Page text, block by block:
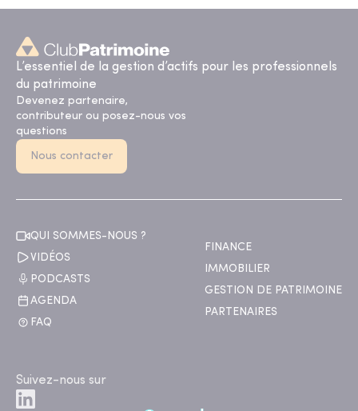
L’essentiel de la gestion d’actifs pour les professionnels
du patrimoine
Devenez partenaire,
contributeur ou posez-nous vos
questions
Nous contacter
QUI SOMMES-NOUS ?
VIDÉOS
PODCASTS
AGENDA
FAQ
FINANCE
IMMOBILIER
GESTION DE PATRIMOINE
PARTENAIRES
Suivez-nous sur